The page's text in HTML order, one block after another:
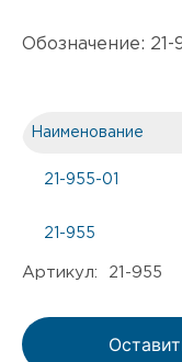
Обозначение: 21-
Наименование
21-955-01
21-955
Артикул: 21-955